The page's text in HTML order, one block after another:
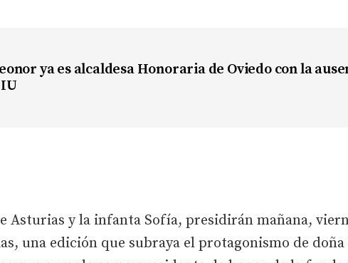
ya es alcaldesa Honoraria de Oviedo con la
Asturias y la infanta Sofía, presidirán mañana,
una edición que subraya el protagonismo de